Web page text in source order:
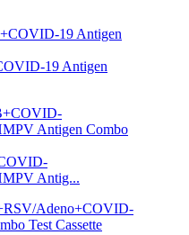
19 Antigen
Antig...